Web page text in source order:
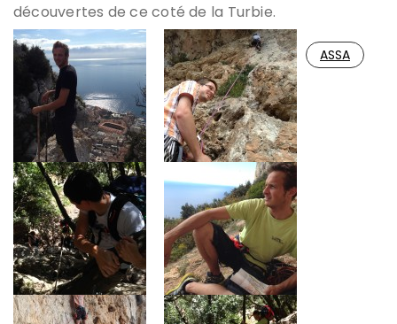
découvertes de ce coté de la Turbie.
ASSA